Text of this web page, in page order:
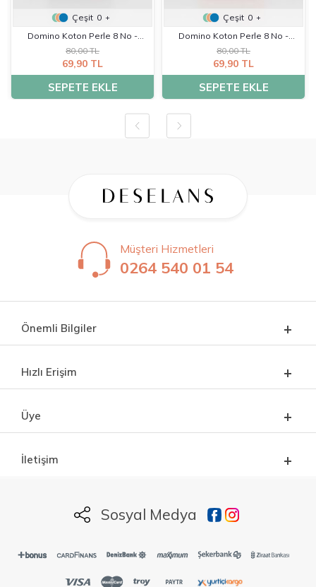
Çeşit 0 +
Domino Koton Perle 8 No -
K0031
80,00 TL
69,90 TL
SEPETE EKLE
Çeşit 0 +
Domino Koton Perle 8 No -
K0032
80,00 TL
69,90 TL
SEPETE EKLE
Müşteri Hizmetleri
0264 540 01 54
Önemli Bilgiler
Hızlı Erişim
Üye
İletişim
Sosyal Medya